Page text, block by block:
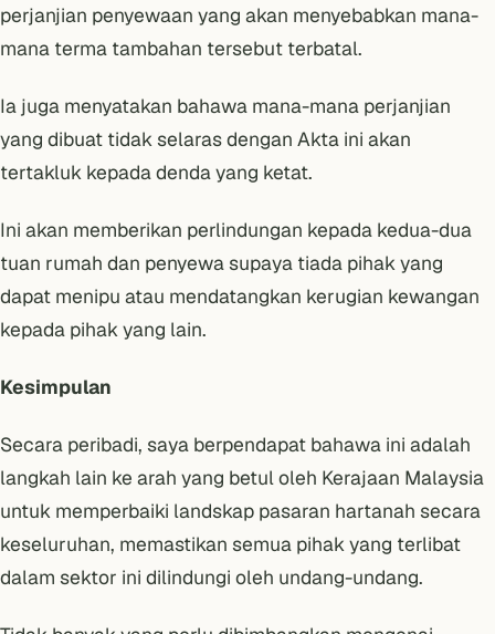
perjanjian penyewaan yang akan menyebabkan mana-
mana terma tambahan tersebut terbatal.
Ia juga menyatakan bahawa mana-mana perjanjian
yang dibuat tidak selaras dengan Akta ini akan
tertakluk kepada denda yang ketat.
Ini akan memberikan perlindungan kepada kedua-dua
tuan rumah dan penyewa supaya tiada pihak yang
dapat menipu atau mendatangkan kerugian kewangan
kepada pihak yang lain.
Kesimpulan
Secara peribadi, saya berpendapat bahawa ini adalah
langkah lain ke arah yang betul oleh Kerajaan Malaysia
untuk memperbaiki landskap pasaran hartanah secara
keseluruhan, memastikan semua pihak yang terlibat
dalam sektor ini dilindungi oleh undang-undang.